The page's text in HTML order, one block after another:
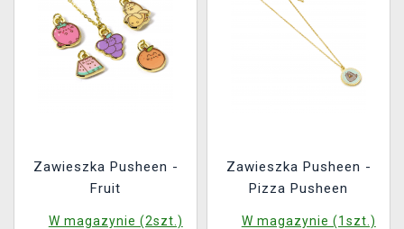
Zawieszka Pusheen -
Fruit
W magazynie (2szt.)
Zawieszka Pusheen -
Pizza Pusheen
W magazynie (1szt.)